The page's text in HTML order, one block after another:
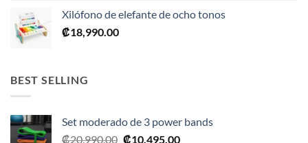
era:
es:
Xilófono de elefante de ocho tonos
₡18,990.00
BEST SELLING
Set moderado de 3 power bands
₡20,990.00 El
₡10,495.00El